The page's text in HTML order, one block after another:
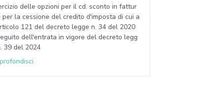
delle opzioni per il cd. sconto in fattur
per la cessione del credito d'imposta di cui a
121 del decreto legge n. 34 del 2020
dell'entrata in vigore del decreto legg
39 del 2024